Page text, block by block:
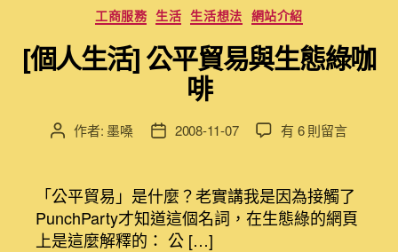
分
類
工商服務 生活 生活想法 網站介紹
[個人生活] 公平貿易與生態綠咖
啡
文
者
作者: 墨嗓
文
佈
日
期
2008-11-07
在
生
活]
公
有 6 則留言
「公平貿易」是什麼？老實講我是因為接觸了
PunchParty才知道這個名詞，在生態綠的網頁
上是這麼解釋的： 公 […]